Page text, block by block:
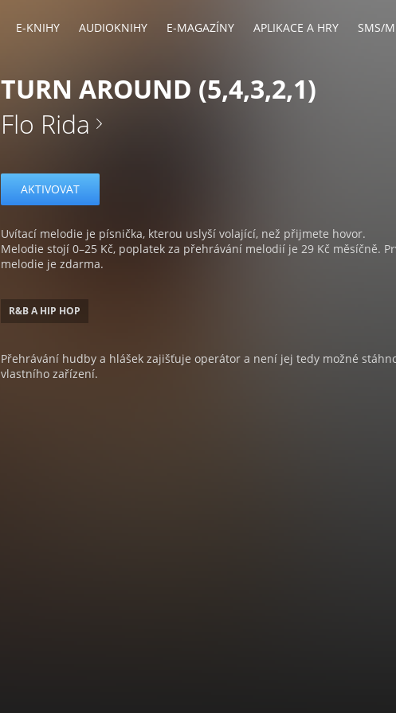
E-KNIHY AUDIOKNIHY E-MAGAZÍNY APLIKACE A HRY SMS/
TURN AROUND (5,4,3,2,1)
Flo Rida
AKTIVOVAT
Uvítací melodie je písnička, kterou uslyší volající, než přijmete hovor.
Melodie stojí 0–25 Kč, poplatek za přehrávání melodií je 29 Kč měsíčně.
melodie je zdarma.
R&B A HIP HOP
Přehrávání hudby a hlášek zajišťuje operátor a není jej tedy možné
vlastního zařízení.